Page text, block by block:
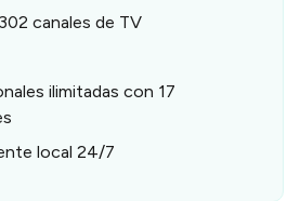
canales de TV
ilimitadas con 17
local 24/7